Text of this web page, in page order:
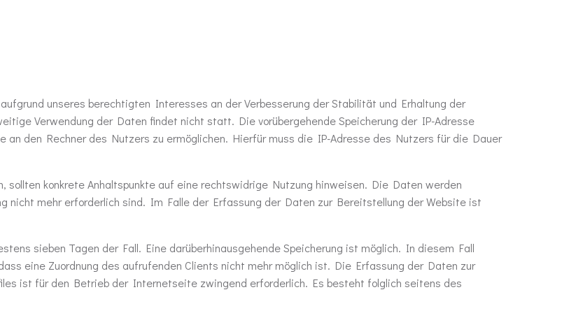
unseres berechtigten Interesses an der Verbesserung der Stabilität und Erhaltung der
Verwendung der Daten findet nicht statt. Die vorübergehende Speicherung der IP-Adresse
an den Rechner des Nutzers zu ermöglichen. Hierfür muss die IP-Adresse des Nutzers für die Dauer
sollten konkrete Anhaltspunkte auf eine rechtswidrige Nutzung hinweisen. Die Daten werden
nicht mehr erforderlich sind. Im Falle der Erfassung der Daten zur Bereitstellung der Website ist
sieben Tagen der Fall. Eine darüberhinausgehende Speicherung ist möglich. In diesem Fall
eine Zuordnung des aufrufenden Clients nicht mehr möglich ist. Die Erfassung der Daten zur
ist für den Betrieb der Internetseite zwingend erforderlich. Es besteht folglich seitens des